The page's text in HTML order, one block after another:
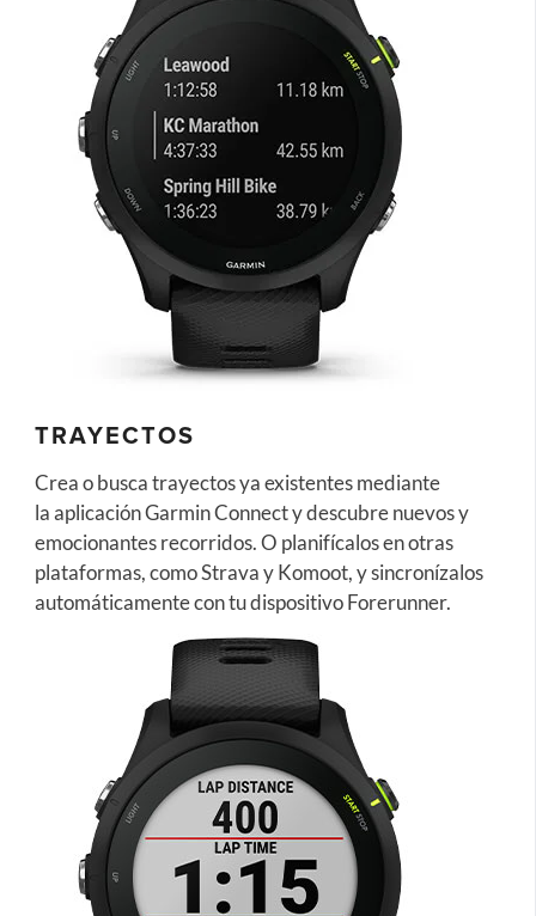
TRAYECTOS
Crea o busca trayectos ya existentes mediante
la aplicación Garmin Connect y descubre nuevos y
emocionantes recorridos. O planifícalos en otras
plataformas, como Strava y Komoot, y sincronízalos
automáticamente con tu dispositivo Forerunner.